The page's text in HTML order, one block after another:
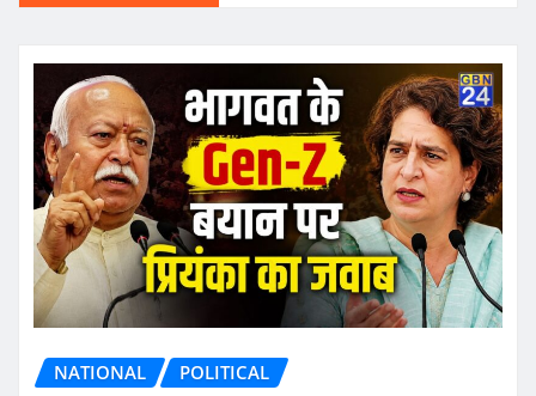
NATIONAL POLITICAL